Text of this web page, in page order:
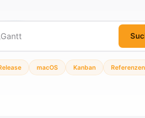
macOS Kanban Referenzen